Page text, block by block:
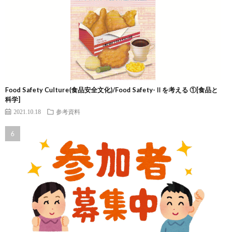
Food Safety Culture(食品安全文化)/Food Safety-Ⅱを考える ①[食品と
科学]
2021.10.18 参考資料